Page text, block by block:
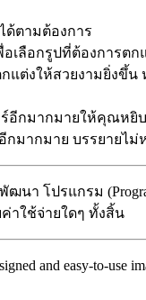
ด้ตามต้องการ
เลือกรูปที่ต้องการตก
ต่งให้สวยงามยิ่งขึ้น
อีกมากมายให้คุณหยิ
มากมาย บรรยายไม่
นา โปรแกรม
าใช้จ่ายใดๆ ทั้งสิ้น
and easy-to-use